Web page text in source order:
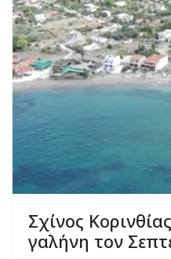
Σχίνος
γαλήνη τον